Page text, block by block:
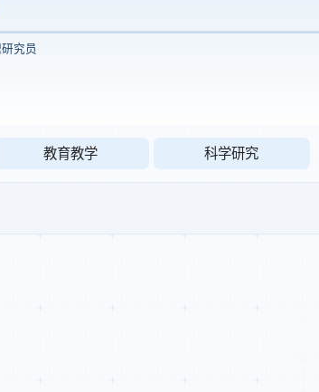
究员
教育教学 科学研究